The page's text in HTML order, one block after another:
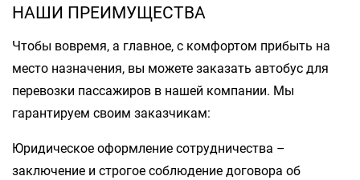
НАШИ ПРЕИМУЩЕСТВА
Чтобы вовремя, а главное, с комфортом прибыть на
место назначения, вы можете заказать автобус для
перевозки пассажиров в нашей компании. Мы
гарантируем своим заказчикам:
Юридическое оформление сотрудничества –
заключение и строгое соблюдение договора об